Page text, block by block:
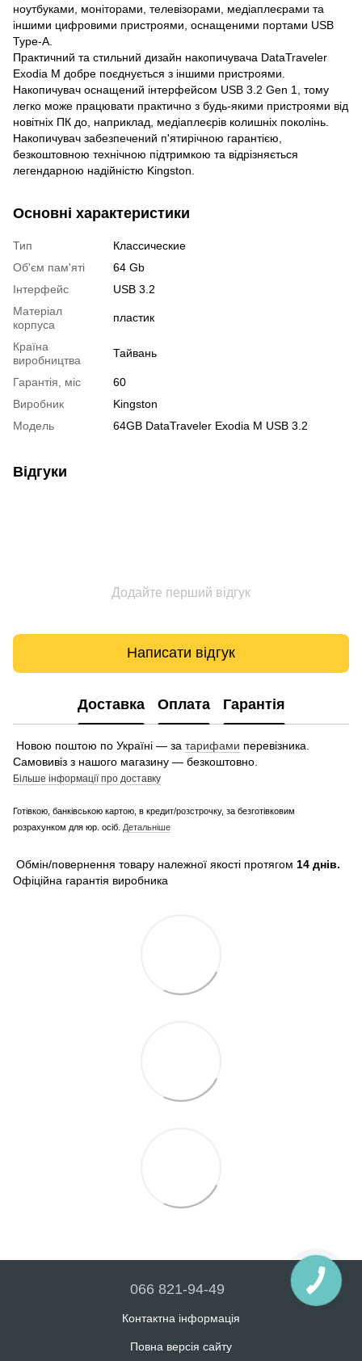
ноутбуками, моніторами, телевізорами, медіаплеєрами та
іншими цифровими пристроями, оснащеними портами USB
Type-A.
Практичний та стильний дизайн накопичувача DataTraveler
Exodia M добре поєднується з іншими пристроями.
Накопичувач оснащений інтерфейсом USB 3.2 Gen 1, тому
легко може працювати практично з будь-якими пристроями від
новітніх ПК до, наприклад, медіаплеєрів колишніх поколінь.
Накопичувач забезпечений п'ятирічною гарантією,
безкоштовною технічною підтримкою та відрізняється
легендарною надійністю Kingston.
Основні характеристики
Тип
Классические
Об'єм пам'яті
64 Gb
Інтерфейс
USB 3.2
Матеріал
корпуса
пластик
Країна
виробництва
Тайвань
Гарантія, міс
60
Виробник
Kingston
Модель
64GB DataTraveler Exodia M USB 3.2
Відгуки
Додайте перший відгук
Написати відгук
Доставка Оплата Гарантія
Новою поштою по Україні — за тарифами перевізника.
Самовивіз з нашого магазину — безкоштовно.
Більше інформації про доставку
Готівкою, банківською картою, в кредит/розстрочку, за безготівковим
розрахунком для юр. осіб. Детальніше
Обмін/повернення товару належної якості протягом 14 днів.
Офіційна гарантія виробника
066 821-94-49
Контактна інформація
Повна версія сайту